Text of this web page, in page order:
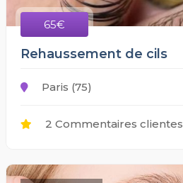
65€
Rehaussement de cils
Paris (75)
2 Commentaires clientes